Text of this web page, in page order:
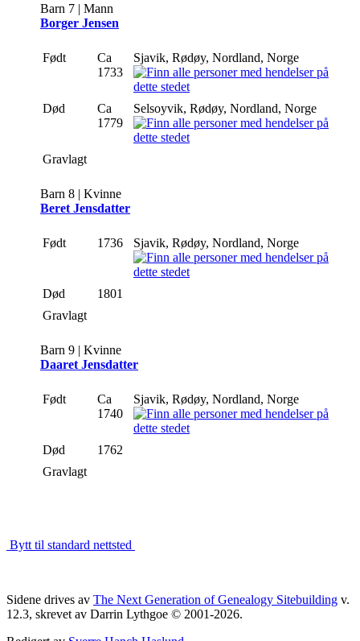
Barn 7 | Mann
Borger Jensen
Født
Ca
1733
Sjavik, Rødøy, Nordland, Norge
Død
Ca
1779
Selsoyvik, Rødøy, Nordland, Norge
Gravlagt
Barn 8 | Kvinne
Beret Jensdatter
Født 1736 Sjavik, Rødøy, Nordland, Norge
Død
1801
Gravlagt
Barn 9 | Kvinne
Daaret Jensdatter
Født
Ca
1740
Sjavik, Rødøy, Nordland, Norge
Død
1762
Gravlagt
Bytt til standard nettsted
Sidene drives av The Next Generation of Genealogy Sitebuilding v.
12.3, skrevet av Darrin Lythgoe © 2001-2026.